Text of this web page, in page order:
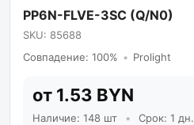
PP6N-FLVE-3SC (Q/N0)
SKU: 85688
Совпадение: 100% • Prolight
от 1.53 BYN
Наличие: 148 шт • Срок: 1 дн.